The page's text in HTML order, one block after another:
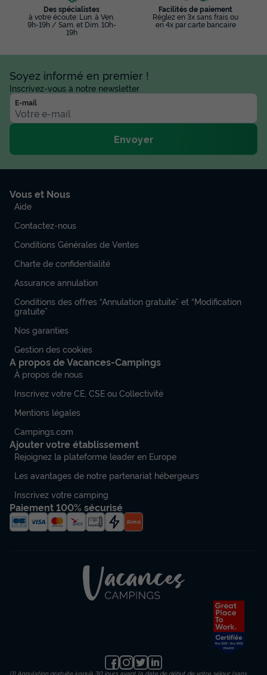
Des spécialistes
à votre écoute: Lun. à Ven.
9h-19h / Sam. et Dim. 10h-
19h
Facilités de paiement
Réglez en 3x sans frais ou
en 4x par carte bancaire
Soyez informé en premier !
Inscrivez-vous à notre newsletter
E-mail
Envoyer
Vous et Nous
Aide
Contactez-nous
Conditions Générales de Ventes
Charte de confidentialité
Assurance annulation
Conditions des offres “Annulation gratuite” et “Modification
gratuite”
Nos garanties
Gestion des cookies
A propos de Vacances-Campings
À propos de nous
Inscrivez votre CE, CSE ou Collectivité
Mentions légales
Campings.com
Ajouter votre établissement
Rejoignez la plateforme leader en Europe
Les avantages de notre partenariat hébergeurs
Inscrivez votre camping
Paiement 100% sécurisé
(1) Annulation gratuite jusqu’à 30 jours avant la date de début de votre séjour (sans